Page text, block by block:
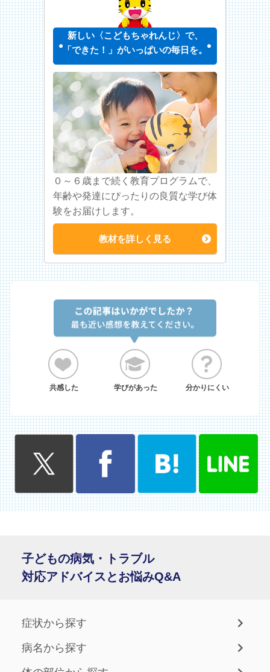
新しい〈こどもちゃれんじ〉で、
「できた！」がいっぱいの毎日を。
０～６歳まで続く教育プログラムで、
年齢や発達にぴったりの良質な学び体
験をお届けします。
教材を詳しく見る
共感した 学びがあった 分かりにくい
子どもの病気・トラブル
対応アドバイスとお悩みQ&A
症状から探す
病名から探す